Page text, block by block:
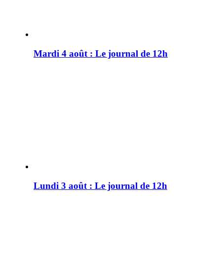
Mardi 4 août : Le journal de 12h
Lundi 3 août : Le journal de 12h